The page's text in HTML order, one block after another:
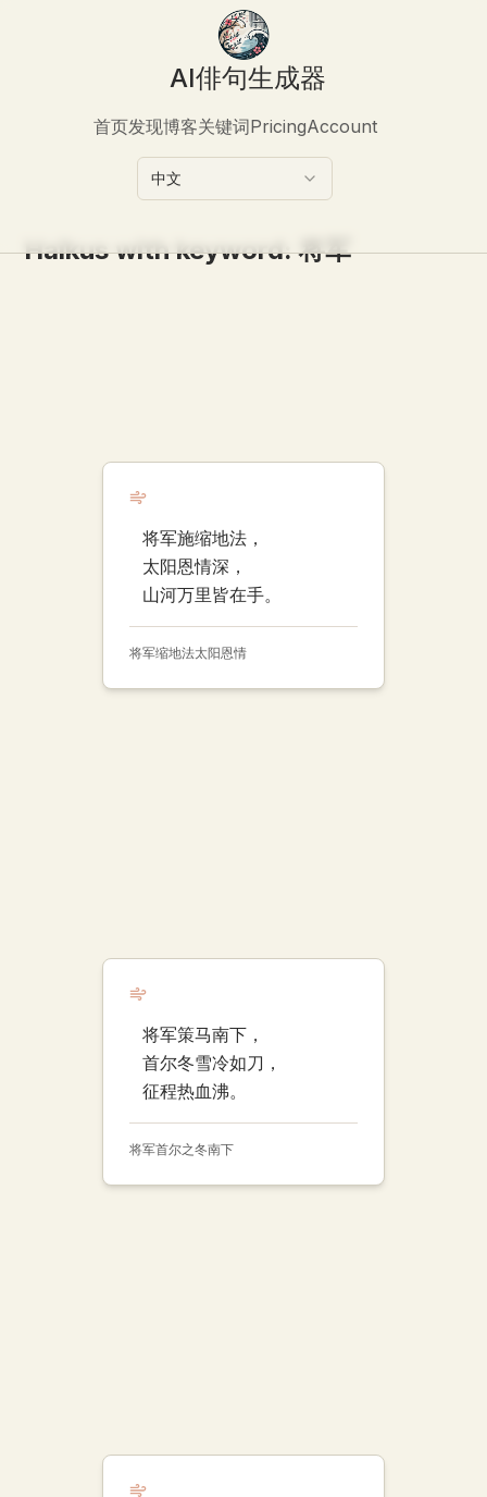
AI俳句生成器
首页发现博客关键词PricingAccount
中文
Haikus with keyword:将军
将军施缩地法，
太阳恩情深，
山河万里皆在手。
将军缩地法太阳恩情
将军策马南下，
首尔冬雪冷如刀，
征程热血沸。
将军首尔之冬南下